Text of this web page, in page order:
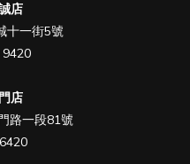
店
十一街5號
店
路一段81號